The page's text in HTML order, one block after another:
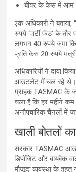
बीयर के केस में आम
एक अधिकारी ने
रुपये ‘पार्टी फंड’ के
लगभग 40 रुपये जमा
प्रति केस 20 रुपये
अधिकारियों ने दावा
आउटलेट में चल रहे थे।
ग्राहक TASMAC के
चला है कि हर महीने
अनौपचारिक चैनलों में
खाली बोतलों
सरकार TASMAC
डिपॉजिट और बायबैक
मौजूदा व्यवस्था के तहत